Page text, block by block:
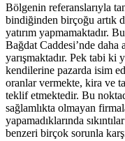
Bölgenin referanslarıyla
bindiğinden birçoğu artık
yatırım yapmamaktadır.
Bağdat Caddesi’nde daha
yarışmaktadır. Pek tabi ki
kendilerine pazarda isim
oranlar vermekte, kira ve
teklif etmektedir. Bu
sağlamlıkta olmayan
yapamadıklarında
benzeri birçok sorunla